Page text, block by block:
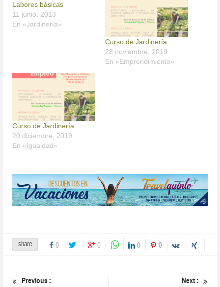
Labores básicas
11 junio, 2013
En «Jardinería»
Curso de Jardinería
28 noviembre, 2019
En «Emprendimiento»
Curso de Jardinería
20 diciembre, 2019
En «Igualdad»
share 0 0 0 0
Previous : Next :